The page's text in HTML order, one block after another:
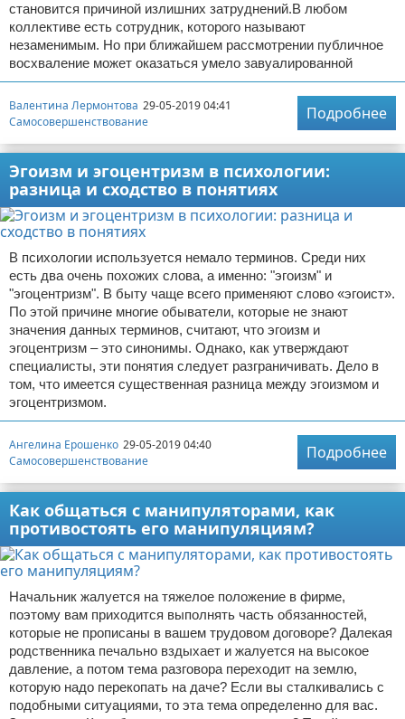
становится причиной излишних затруднений.В любом
коллективе есть сотрудник, которого называют
незаменимым. Но при ближайшем рассмотрении публичное
восхваление может оказаться умело завуалированной
Валентина Лермонтова 29-05-2019 04:41
Самосовершенствование
Подробнее
Эгоизм и эгоцентризм в психологии:
разница и сходство в понятиях
В психологии используется немало терминов. Среди них
есть два очень похожих слова, а именно: "эгоизм" и
"эгоцентризм". В быту чаще всего применяют слово «эгоист».
По этой причине многие обыватели, которые не знают
значения данных терминов, считают, что эгоизм и
эгоцентризм – это синонимы. Однако, как утверждают
специалисты, эти понятия следует разграничивать. Дело в
том, что имеется существенная разница между эгоизмом и
эгоцентризмом.
Ангелина Ерошенко 29-05-2019 04:40
Самосовершенствование
Подробнее
Как общаться с манипуляторами, как
противостоять его манипуляциям?
Начальник жалуется на тяжелое положение в фирме,
поэтому вам приходится выполнять часть обязанностей,
которые не прописаны в вашем трудовом договоре? Далекая
родственника печально вздыхает и жалуется на высокое
давление, а потом тема разговора переходит на землю,
которую надо перекопать на даче? Если вы сталкивались с
подобными ситуациями, то эта тема определенно для вас.